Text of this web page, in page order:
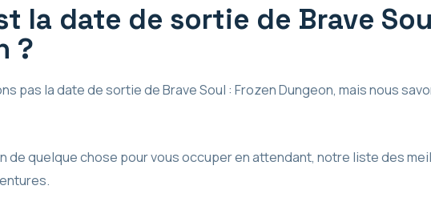
la date de sortie de Brave
?
pas la date de sortie de Brave Soul : Frozen Dungeon, mais nous
de quelque chose pour vous occuper en attendant, notre liste des